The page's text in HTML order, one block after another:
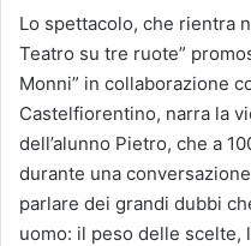
Lo spettacolo, che rientra
Teatro su tre ruote”
Monni” in collaborazione
Castelfiorentino, narra la
dell’alunno Pietro, che a
durante una
parlare dei grandi dubbi
uomo: il peso delle scelte,